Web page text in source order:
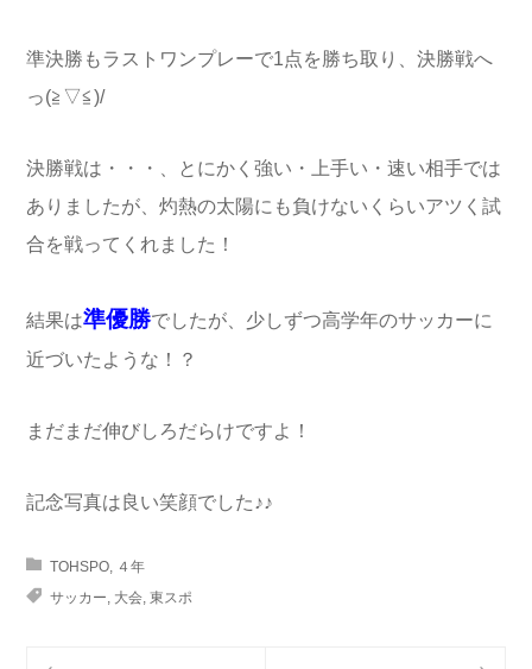
準決勝もラストワンプレーで1点を勝ち取り、決勝戦へ
っ(≧▽≦)/
決勝戦は・・・、とにかく強い・上手い・速い相手では
ありましたが、灼熱の太陽にも負けないくらいアツく試
合を戦ってくれました！
結果は準優勝でしたが、少しずつ高学年のサッカーに
近づいたような！？
まだまだ伸びしろだらけですよ！
記念写真は良い笑顔でした♪♪
TOHSPO, ４年
サッカー, 大会, 東スポ